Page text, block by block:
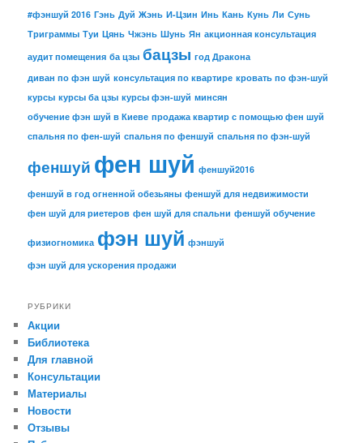
#фэншуй 2016 Гэнь Дуй Жэнь И-Цзин Инь Кань Кунь Ли Сунь
Триграммы Туи Цянь Чжэнь Шунь Ян акционная консультация
аудит помещения ба цзы бацзы год Дракона
диван по фэн шуй консультация по квартире кровать по фэн-шуй
курсы курсы ба цзы курсы фэн-шуй минсян
обучение фэн шуй в Киеве продажа квартир с помощью фен шуй
спальня по фен-шуй спальня по феншуй спальня по фэн-шуй
феншуй фен шуй феншуй2016
феншуй в год огненной обезьяны феншуй для недвижимости
фен шуй для риетеров фен шуй для спальни феншуй обучение
физиогномика фэн шуй фэншуй
фэн шуй для ускорения продажи
РУБРИКИ
Акции
Библиотека
Для главной
Консультации
Материалы
Новости
Отзывы